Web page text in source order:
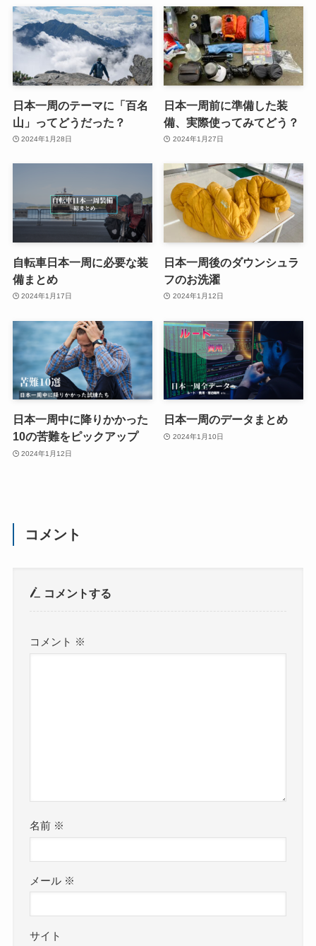
日本一周のテーマに「百名
山」ってどうだった？
2024年1月28日
日本一周前に準備した装
備、実際使ってみてどう？
2024年1月27日
自転車日本一周に必要な装
備まとめ
2024年1月17日
日本一周後のダウンシュラ
フのお洗濯
2024年1月12日
日本一周中に降りかかった
10の苦難をピックアップ
2024年1月12日
日本一周のデータまとめ
2024年1月10日
コメント
コメントする
コメント ※
名前 ※
メール ※
サイト